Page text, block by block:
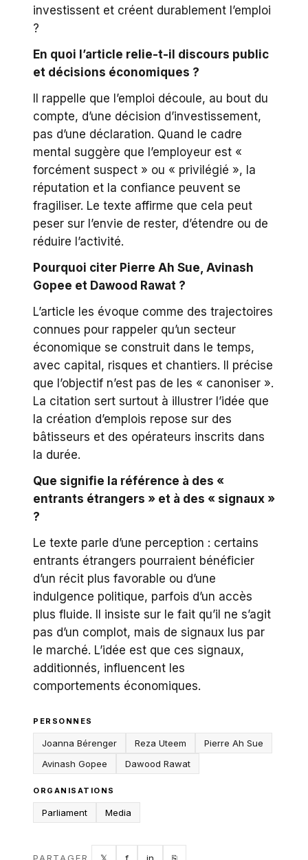
investissent et créent durablement l’emploi
?
En quoi l’article relie-t-il discours public
et décisions économiques ?
Il rappelle que l’emploi découle, au bout du
compte, d’une décision d’investissement,
pas d’une déclaration. Quand le cadre
mental suggère que l’employeur est «
forcément suspect » ou « privilégié », la
réputation et la confiance peuvent se
fragiliser. Le texte affirme que cela peut
peser sur l’envie de rester, d’étendre ou de
réduire l’activité.
Pourquoi citer Pierre Ah Sue, Avinash
Gopee et Dawood Rawat ?
L’article les évoque comme des trajectoires
connues pour rappeler qu’un secteur
économique se construit dans le temps,
avec capital, risques et chantiers. Il précise
que l’objectif n’est pas de les « canoniser ».
La citation sert surtout à illustrer l’idée que
la création d’emplois repose sur des
bâtisseurs et des opérateurs inscrits dans
la durée.
Que signifie la référence à des «
entrants étrangers » et à des « signaux »
?
Le texte parle d’une perception : certains
entrants étrangers pourraient bénéficier
d’un récit plus favorable ou d’une
indulgence politique, parfois d’un accès
plus fluide. Il insiste sur le fait qu’il ne s’agit
pas d’un complot, mais de signaux lus par
le marché. L’idée est que ces signaux,
additionnés, influencent les
comportements économiques.
PERSONNES
Joanna Bérenger Reza Uteem
Pierre Ah Sue
Avinash Gopee
Dawood Rawat
ORGANISATIONS
Parliament Media
TwitterFacebookLinkedInCopy link